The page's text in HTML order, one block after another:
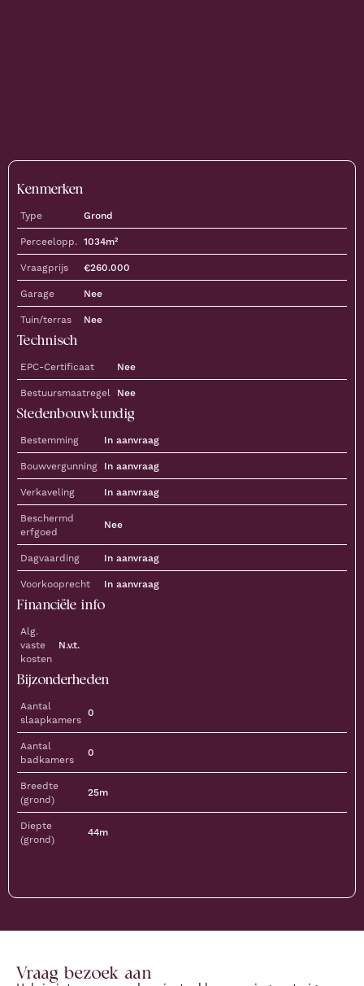
Kenmerken
Type Grond
Perceelopp. 1034m²
Vraagprijs €260.000
Garage Nee
Tuin/terras Nee
Technisch
EPC-Certificaat Nee
Bestuursmaatregel Nee
Stedenbouwkundig
Bestemming In aanvraag
Bouwvergunning In aanvraag
Verkaveling In aanvraag
Beschermd
erfgoed
Nee
Dagvaarding In aanvraag
Voorkooprecht In aanvraag
Financiële info
Alg.
vaste
kosten
N.v.t.
Bijzonderheden
Aantal
slaapkamers
0
Aantal
badkamers
0
Breedte
(grond)
25m
Diepte
(grond)
44m
Vraag bezoek aan